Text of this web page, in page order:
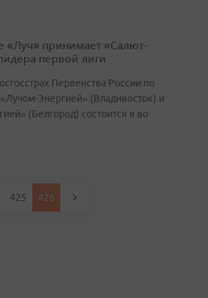
«Луч» принимает «Салют-
первой лиги
Первенства России по
Энергией» (Владивосток) и
(Белгород) состоится в во
425 426